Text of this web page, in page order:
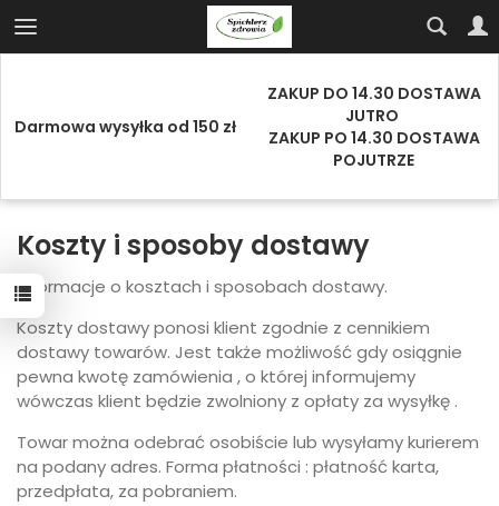
Darmowa wysyłka od 150 zł
ZAKUP DO 14.30 DOSTAWA
JUTRO
ZAKUP PO 14.30 DOSTAWA
POJUTRZE
Koszty i sposoby dostawy
Informacje o kosztach i sposobach dostawy.
Koszty dostawy ponosi klient zgodnie z cennikiem
dostawy towarów. Jest także możliwość gdy osiągnie
pewna kwotę zamówienia , o której informujemy
wówczas klient będzie zwolniony z opłaty za wysyłkę .
Towar można odebrać osobiście lub wysyłamy kurierem
na podany adres. Forma płatności : płatność karta,
przedpłata, za pobraniem.